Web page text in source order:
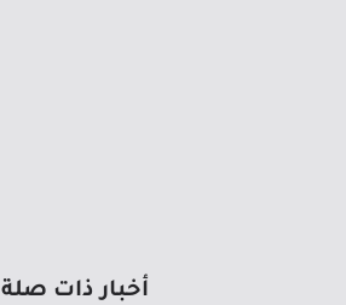
أخبار ذات صلة